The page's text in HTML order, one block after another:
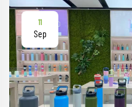
11
Sep